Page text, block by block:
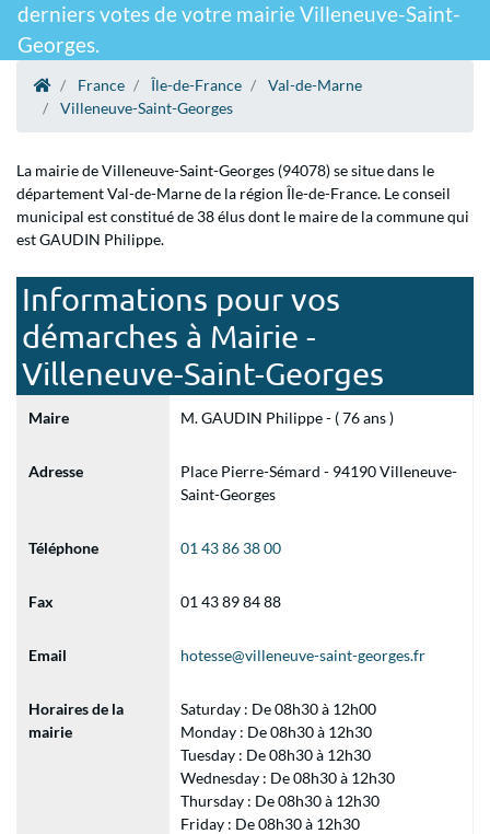
derniers votes de votre mairie Villeneuve-Saint-
Georges.
France Île-de-France
Val-de-Marne
Villeneuve-Saint-Georges
La mairie de Villeneuve-Saint-Georges (94078) se situe dans le
département Val-de-Marne de la région Île-de-France. Le conseil
municipal est constitué de 38 élus dont le maire de la commune qui
est GAUDIN Philippe.
Informations pour vos
démarches à Mairie -
Villeneuve-Saint-Georges
Maire M. GAUDIN Philippe - ( 76 ans )
Adresse
Place Pierre-Sémard - 94190 Villeneuve-
Saint-Georges
Téléphone 01 43 86 38 00
Fax 01 43 89 84 88
Email hotesse@villeneuve-saint-georges.fr
Horaires de la
mairie
Saturday : De 08h30 à 12h00
Monday : De 08h30 à 12h30
Tuesday : De 08h30 à 12h30
Wednesday : De 08h30 à 12h30
Thursday : De 08h30 à 12h30
Friday : De 08h30 à 12h30